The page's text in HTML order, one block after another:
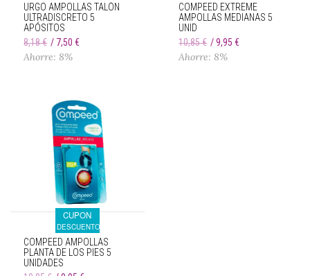
URGO AMPOLLAS TALÓN
ULTRADISCRETO 5
APÓSITOS
HIDROCOLOIDES
8,18 € 7,50 €
Ahorre: 8%
COMPEED EXTREME
AMPOLLAS MEDIANAS 5
UNID
10,85 €
9,95 €
Ahorre: 8%
CUPON
DESCUENTO
COMPEED AMPOLLAS
PLANTA DE LOS PIES 5
UNIDADES